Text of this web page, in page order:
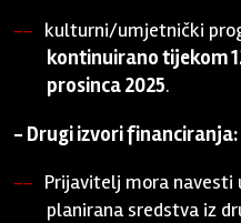
kulturni/umjetnički
kontinuirano tijekom
prosinca 2025.
- Drugi izvori financiranja:
Prijavitelj mora navesti
planirana sredstva iz